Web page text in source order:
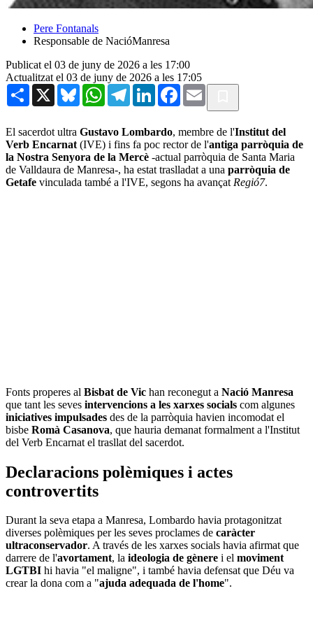
Pere Fontanals
Responsable de NacióManresa
Publicat el 03 de juny de 2026 a les 17:00
Actualitzat el 03 de juny de 2026 a les 17:05
Share X BlueskyWhatsAppTelegramLinkedInFacebook
Email
El sacerdot ultra Gustavo Lombardo, membre de l'Institut del
Verb Encarnat (IVE) i fins fa poc rector de l'antiga parròquia de
la Nostra Senyora de la Mercè -actual parròquia de Santa Maria
de Valldaura de Manresa-, ha estat traslladat a una parròquia de
Getafe vinculada també a l'IVE, segons ha avançat Regió7.
Fonts properes al Bisbat de Vic han reconegut a Nació Manresa
que tant les seves intervencions a les xarxes socials com algunes
iniciatives impulsades des de la parròquia havien incomodat el
bisbe Romà Casanova, que hauria demanat formalment a l'Institut
del Verb Encarnat el trasllat del sacerdot.
Declaracions polèmiques i actes
controvertits
Durant la seva etapa a Manresa, Lombardo havia protagonitzat
diverses polèmiques per les seves proclames de caràcter
ultraconservador. A través de les xarxes socials havia afirmat que
darrere de l'avortament, la ideologia de gènere i el moviment
LGTBI hi havia "el maligne", i també havia defensat que Déu va
crear la dona com a "ajuda adequada de l'home".